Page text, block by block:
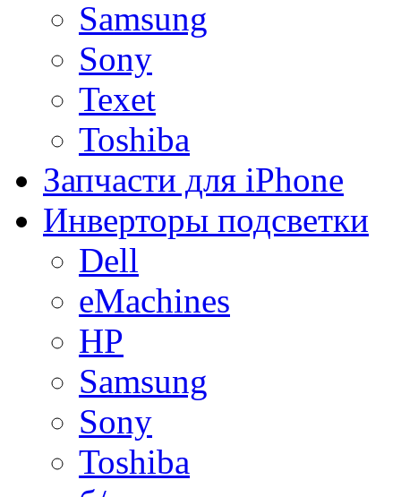
Samsung
Sony
Texet
Toshiba
Запчасти для iPhone
Инверторы подсветки
Dell
eMachines
HP
Samsung
Sony
Toshiba